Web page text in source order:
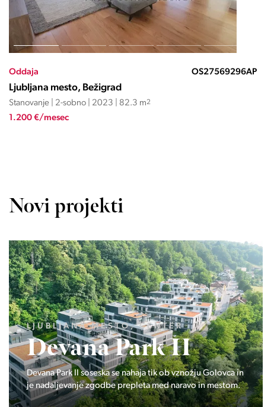
Oddaja OS27569296AP
Ljubljana mesto, Bežigrad
Stanovanje | 2-sobno | 2023 | 82.3 m2
1.200 €/mesec
Novi projekti
LJUBLJANA MESTO, ŠIŠKA, KOSEZE
Pod hribom
Projekt Pod hribom se je pričela gradnja eni izmed
najbolj zaželeni lokaciji v Ljubljani.